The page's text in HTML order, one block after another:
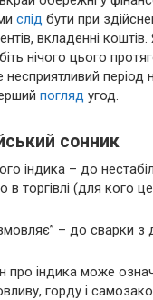
слід бути при
вкладенні
нічого цього
несприятливий період
погляд угод.
сонник
індика – до
в торгівлі (для кого
– до сварки з
про індика може
горду і